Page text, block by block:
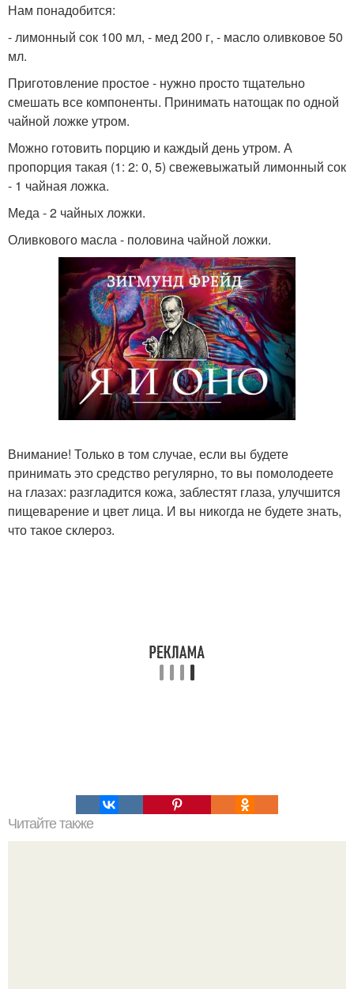
Нам понадобится:
- лимонный сок 100 мл, - мед 200 г, - масло оливковое 50
мл.
Приготовление простое - нужно просто тщательно
смешать все компоненты. Принимать натощак по одной
чайной ложке утром.
Можно готовить порцию и каждый день утром. А
пропорция такая (1: 2: 0, 5) свежевыжатый лимонный сок
- 1 чайная ложка.
Меда - 2 чайных ложки.
Оливкового масла - половина чайной ложки.
Внимание! Только в том случае, если вы будете
принимать это средство регулярно, то вы помолодеете
на глазах: разгладится кожа, заблестят глаза, улучшится
пищеварение и цвет лица. И вы никогда не будете знать,
что такое склероз.
Читайте также